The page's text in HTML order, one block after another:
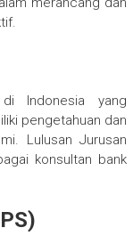
Indonesia yang
pengetahuan dan
Lulusan Jurusan
konsultan bank